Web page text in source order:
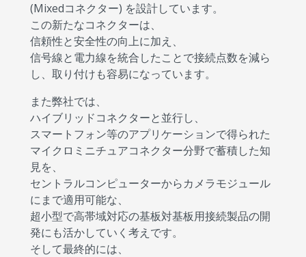
(Mixedコネクター) を設計しています。
この新たなコネクターは、
信頼性と安全性の向上に加え、
信号線と電力線を統合したことで接続点数を減ら
し、取り付けも容易になっています。
また弊社では、
ハイブリッドコネクターと並行し、
スマートフォン等のアプリケーションで得られた
マイクロミニチュアコネクター分野で蓄積した知
見を、
セントラルコンピューターからカメラモジュール
にまで適用可能な、
超小型で高帯域対応の基板対基板用接続製品の開
発にも活かしていく考えです。
そして最終的には、